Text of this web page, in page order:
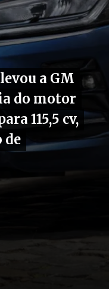
a GM
do motor
115,5 cv,
de
a GM
do motor
115,5 cv,
de